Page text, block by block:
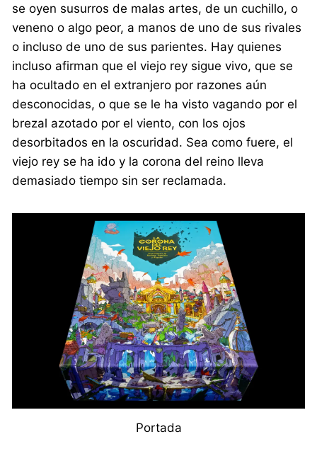
se oyen susurros de malas artes, de un cuchillo, o
veneno o algo peor, a manos de uno de sus rivales
o incluso de uno de sus parientes. Hay quienes
incluso afirman que el viejo rey sigue vivo, que se
ha ocultado en el extranjero por razones aún
desconocidas, o que se le ha visto vagando por el
brezal azotado por el viento, con los ojos
desorbitados en la oscuridad. Sea como fuere, el
viejo rey se ha ido y la corona del reino lleva
demasiado tiempo sin ser reclamada.
Portada